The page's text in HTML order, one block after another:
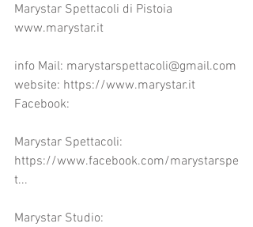
Marystar Spettacoli di Pistoia
www.marystar.it
info Mail: marystarspettacoli@gmail.com
website: https://www.marystar.it
Facebook:
Marystar Spettacoli:
https://www.facebook.com/marystarspe
t...
Marystar Studio: